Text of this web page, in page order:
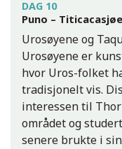
DAG 10
Puno –
Urosøyene og
Urosøyene er
hvor Uros-folket
tradisjonelt vis.
interessen til
området og
senere brukte i